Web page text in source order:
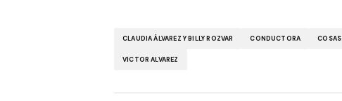
CLAUDIA ÁLVAREZ Y BILLY ROZVAR CONDUCTORA COSAS
VICTOR ALVAREZ